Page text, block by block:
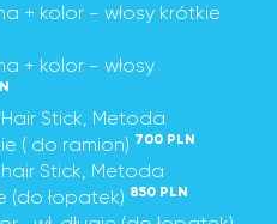
+ kolor - włosy krótkie
+ kolor - włosy
Stick, Metoda
( do ramion) 700 PLN
Stick, Metoda
(do łopatek) 850 PLN